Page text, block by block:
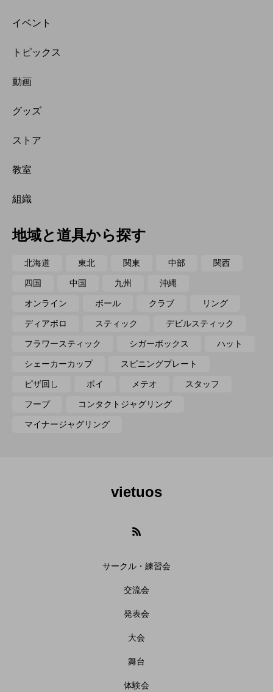
イベント
トピックス
動画
グッズ
ストア
教室
組織
地域と道具から探す
北海道 東北 関東 中部 関西
四国 中国 九州 沖縄
オンライン ボール クラブ リング
ディアボロ スティック デビルスティック
フラワースティック シガーボックス ハット
シェーカーカップ スピニングプレート
ピザ回し ポイ メテオ スタッフ
フープ コンタクトジャグリング
マイナージャグリング
vietuos
サークル・練習会
交流会
発表会
大会
舞台
体験会